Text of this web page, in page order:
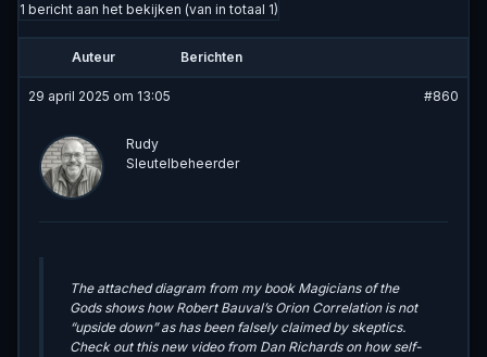
1 bericht aan het bekijken (van in totaal 1)
Auteur Berichten
29 april 2025 om 13:05 #860
Rudy
Sleutelbeheerder
The attached diagram from my book Magicians of the
Gods shows how Robert Bauval’s Orion Correlation is not
“upside down” as has been falsely claimed by skeptics.
Check out this new video from Dan Richards on how self-